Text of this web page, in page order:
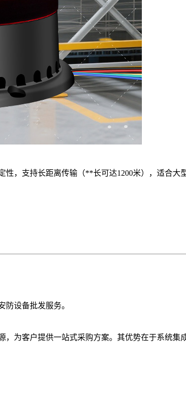
性，支持长距离传输（**长可达1200米），适合
防设备批发服务。
，为客户提供一站式采购方案。其优势在于系统